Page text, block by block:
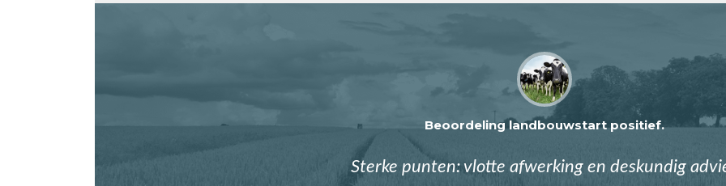
Beoordeling landbouwstart positief.
Sterke punten: vlotte afwerking en deskundig